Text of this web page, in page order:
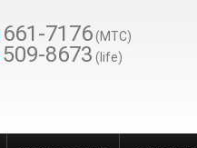
661-7176(МТС)
509-8673 (life)